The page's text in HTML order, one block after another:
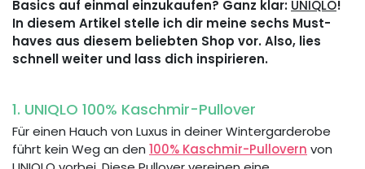
Basics auf einmal einzukaufen? Ganz klar: UNIQLO!
In diesem Artikel stelle ich dir meine sechs Must-
haves aus diesem beliebten Shop vor. Also, lies
schnell weiter und lass dich inspirieren.
1. UNIQLO 100% Kaschmir-Pullover
Für einen Hauch von Luxus in deiner Wintergarderobe
führt kein Weg an den 100% Kaschmir-Pullovern von